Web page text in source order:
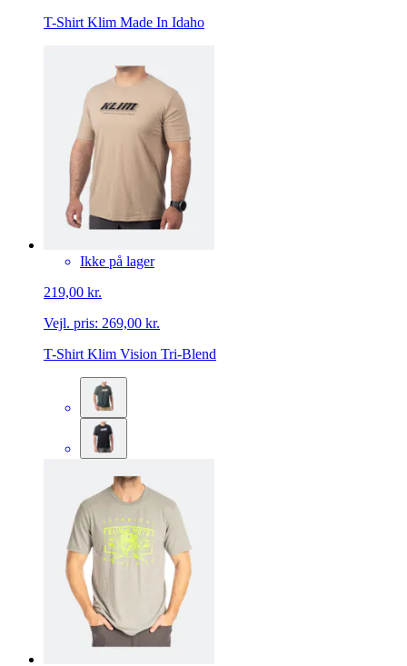
T-Shirt Klim Made In Idaho
Ikke på lager
219,00 kr.
Vejl. pris: 269,00 kr.
T-Shirt Klim Vision Tri-Blend